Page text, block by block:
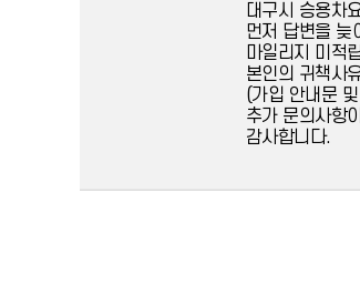
대구시 승용차
먼저 답변을 늦
마일리지 미적
본인의 귀책사
(가입 안내문
추가 문의사항
감사합니다.